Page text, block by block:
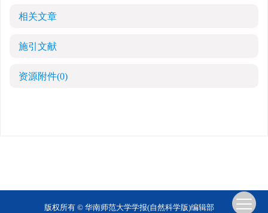
相关文章
施引文献
资源附件(0)
版权所有 © 华南师范大学学报(自然科学版)编辑部